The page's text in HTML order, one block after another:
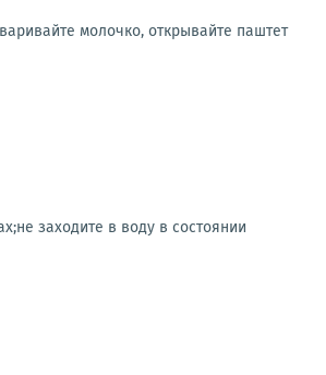
молочко, открывайте паштет
заходите в воду в состоянии